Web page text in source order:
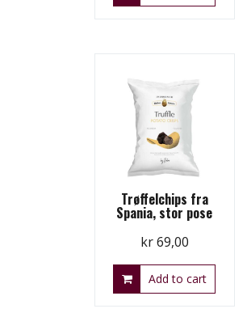
Trøffelchips fra
Spania, stor pose
kr69,00
Add to cart